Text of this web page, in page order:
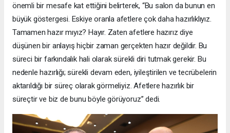
önemli bir mesafe kat ettiğini belirterek, “Bu salon da bunun en
büyük göstergesi. Eskiye oranla afetlere çok daha hazırlıklıyız.
Tamamen hazır mıyız? Hayır. Zaten afetlere hazırız diye
düşünen bir anlayış hiçbir zaman gerçekten hazır değildir. Bu
süreci bir farkındalık hali olarak sürekli diri tutmak gerekir. Bu
nedenle hazırlığı; sürekli devam eden, iyileştirilen ve tecrübelerin
aktarıldığı bir süreç olarak görmeliyiz. Afetlere hazırlık bir
süreçtir ve biz de bunu böyle görüyoruz” dedi.